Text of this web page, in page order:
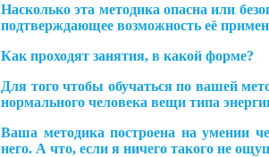
Насколько эта методика опасна или
подтверждающее возможность её
Как проходят занятия, в какой форме?
Для того чтобы обучаться по вашей
нормального человека вещи типа
Ваша методика построена на умении
него. А что, если я ничего такого не